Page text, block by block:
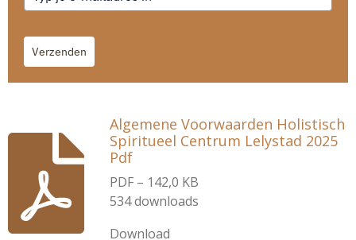
Verzenden
Algemene Voorwaarden Holistisch
Spiritueel Centrum Lelystad 2025
Pdf
PDF – 142,0 KB
534 downloads
Download